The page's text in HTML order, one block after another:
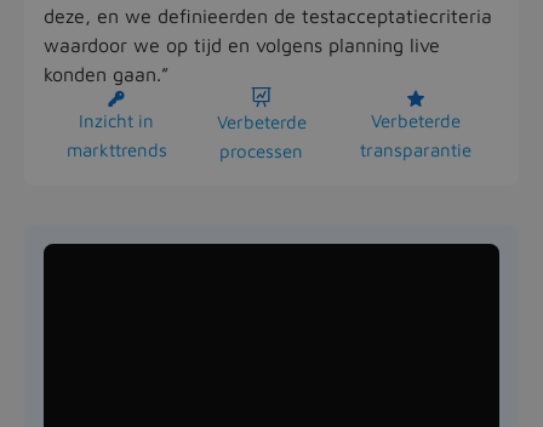
deze, en we definieerden de testacceptatiecriteria
waardoor we op tijd en volgens planning live
konden gaan.”

Inzicht in
markttrends

Verbeterde
processen

Verbeterde
transparantie